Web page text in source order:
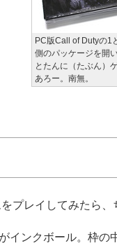
PC版Call of Dutyの1
側のパッケージを開
とたんに（たぶん）
あろー。南無。
プレイしてみたら、
インクボール。枠の